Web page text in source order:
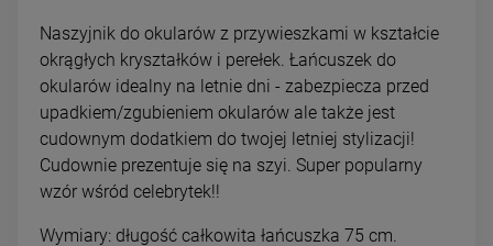
Naszyjnik do okularów z przywieszkami w kształcie
okrągłych kryształków i perełek. Łańcuszek do
okularów idealny na letnie dni - zabezpiecza przed
upadkiem/zgubieniem okularów ale także jest
cudownym dodatkiem do twojej letniej stylizacji!
Cudownie prezentuje się na szyi. Super popularny
wzór wśród celebrytek!!
Wymiary: długość całkowita łańcuszka 75 cm.